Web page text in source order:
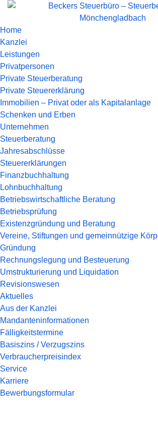
Home
Kanzlei
Leistungen
Privatpersonen
Private Steuerberatung
Private Steuererklärung
Immobilien – Privat oder als Kapitalanlage
Schenken und Erben
Unternehmen
Steuerberatung
Jahresabschlüsse
Steuererklärungen
Finanzbuchhaltung
Lohnbuchhaltung
Betriebswirtschaftliche Beratung
Betriebsprüfung
Existenzgründung und Beratung
Vereine, Stiftungen und gemeinnützige
Gründung
Rechnungslegung und Besteuerung
Umstrukturierung und Liquidation
Revisionswesen
Aktuelles
Aus der Kanzlei
Mandanteninformationen
Fälligkeitstermine
Basiszins / Verzugszins
Verbraucherpreisindex
Service
Karriere
Bewerbungsformular